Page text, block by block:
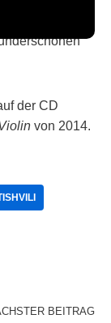
Sehr
der CD
von 2014.
BEITRAG